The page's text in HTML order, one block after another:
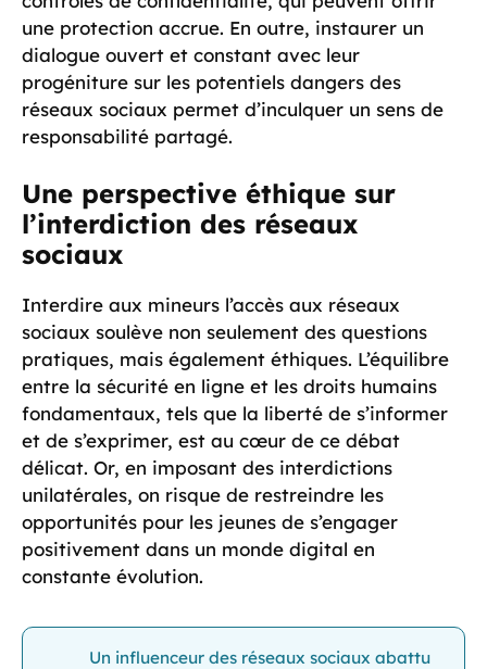
une protection accrue. En outre, instaurer un
dialogue ouvert et constant avec leur
progéniture sur les potentiels dangers des
réseaux sociaux permet d’inculquer un sens de
responsabilité partagé.
Une perspective éthique sur
l’interdiction des réseaux
sociaux
Interdire aux mineurs l’accès aux réseaux
sociaux soulève non seulement des questions
pratiques, mais également éthiques. L’équilibre
entre la sécurité en ligne et les droits humains
fondamentaux, tels que la liberté de s’informer
et de s’exprimer, est au cœur de ce débat
délicat. Or, en imposant des interdictions
unilatérales, on risque de restreindre les
opportunités pour les jeunes de s’engager
positivement dans un monde digital en
constante évolution.
Un influenceur des réseaux sociaux abattu